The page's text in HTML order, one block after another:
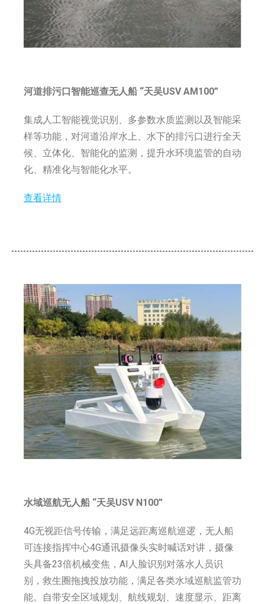
河道排污口智能巡查无人船 “天吴USV AM100”
集成人工智能视觉识别、多参数水质监测以及智能采
样等功能，对河道沿岸水上、水下的排污口进行全天
候、立体化、智能化的监测，提升水环境监管的自动
化、精准化与智能化水平。
查看详情
水域巡航无人船 “天吴USV N100”
4G无视距信号传输，满足远距离巡航巡逻，无人船
可连接指挥中心4G通讯摄像头实时喊话对讲，摄像
头具备23倍机械变焦，AI人脸识别对落水人员识
别，救生圈拖拽投放功能，满足各类水域巡航监管功
能。自带安全区域规划、航线规划、速度显示、距离